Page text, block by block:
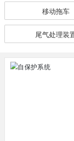
移动拖车
尾气处理装